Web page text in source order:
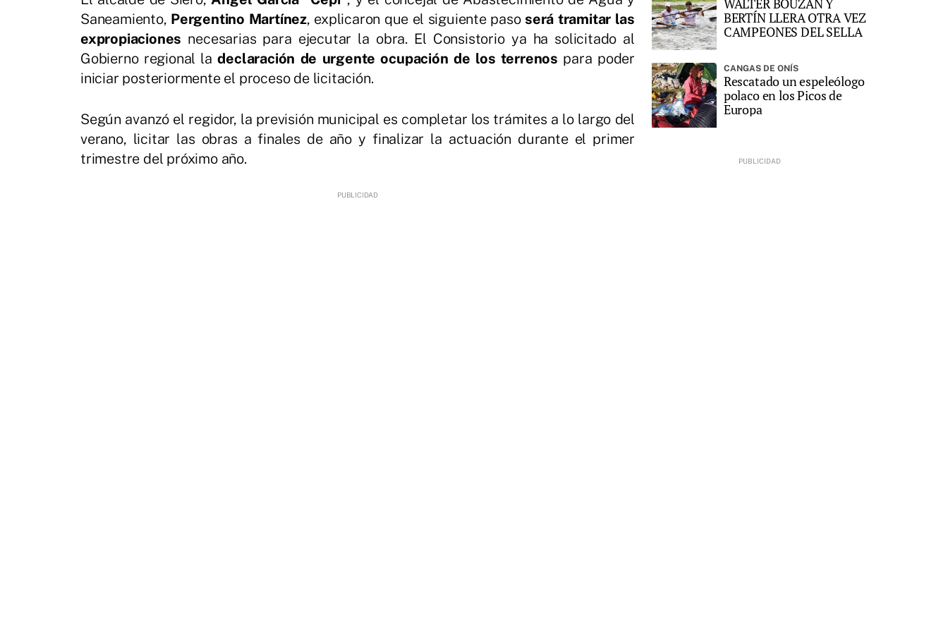
Saneamiento, Pergentino Martínez, explicaron que el siguiente paso será tramitar las
expropiaciones necesarias para ejecutar la obra. El Consistorio ya ha solicitado al
Gobierno regional ladeclaración de urgente ocupación de los terrenos para poder
iniciar posteriormente el proceso de licitación.
Según avanzó el regidor, la previsión municipal es completar los trámites a lo largo del
verano, licitar las obras a finales de año y finalizar la actuación durante el primer
trimestre del próximo año.
WALTER BOUZÁN Y
BERTÍN LLERA OTRA VEZ
CAMPEONES DEL SELLA
CANGAS DE ONÍS
Rescatado un espeleólogo
polaco en los Picos de
Europa